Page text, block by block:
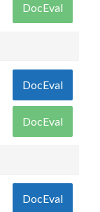
DocEval
DocEval
DocEval
DocEval